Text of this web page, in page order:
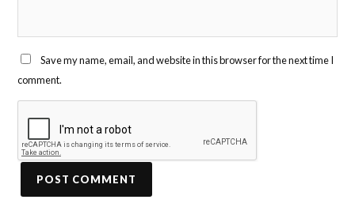
Save my name, email, and website in this browser for the next time I
comment.